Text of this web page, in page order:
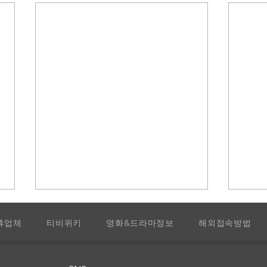
업체 티비위키 영화&드라마정보 해외접속방법